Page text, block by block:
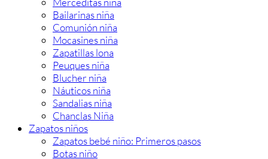
Bailarinas niña
Comunión niña
Mocasines niña
Zapatillas lona
Peuques niña
Blucher niña
Náuticos niña
Sandalias niña
Chanclas Niña
Zapatos niños
Zapatos bebé niño: Primeros pasos
Botas niño